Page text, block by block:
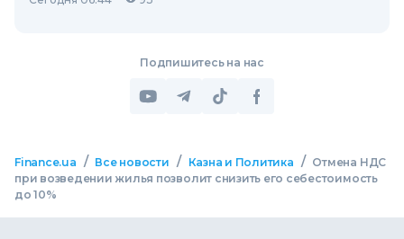
Подпишитесь на нас
Finance.ua / Все новости / Казна и Политика / Отмена НДС
при возведении жилья позволит снизить его себестоимость
до 10%